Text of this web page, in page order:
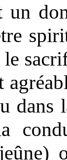
un
dans